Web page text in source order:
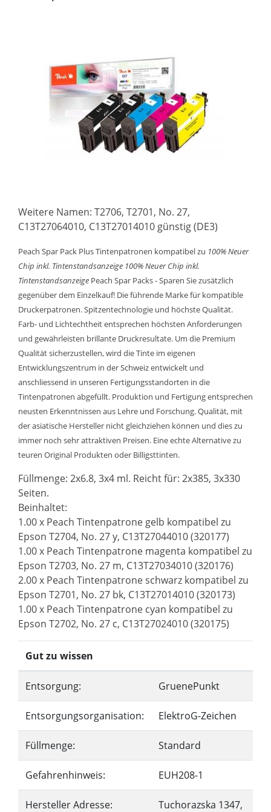
Weitere Namen: T2706, T2701, No. 27,
C13T27064010, C13T27014010 günstig (DE3)
Peach Spar Pack Plus Tintenpatronen kompatibel zu 100% Neuer
Chip inkl. Tintenstandsanzeige 100% Neuer Chip inkl.
Tintenstandsanzeige Peach Spar Packs - Sparen Sie zusätzlich
gegenüber dem Einzelkauf! Die führende Marke für kompatible
Druckerpatronen. Spitzentechnologie und höchste Qualität.
Farb- und Lichtechtheit entsprechen höchsten Anforderungen
und gewährleisten brillante Druckresultate. Um die Premium
Qualität sicherzustellen, wird die Tinte im eigenen
Entwicklungszentrum in der Schweiz entwickelt und
anschliessend in unseren Fertigungsstandorten in die
Tintenpatronen abgefüllt. Produktion und Fertigung entsprechen
neusten Erkenntnissen aus Lehre und Forschung. Qualität, mit
der asiatische Hersteller nicht gleichziehen können und dies zu
immer noch sehr attraktiven Preisen. Eine echte Alternative zu
teuren Original Produkten oder Billigsttinten.
Füllmenge: 2x6.8, 3x4 ml. Reicht für: 2x385, 3x330
Seiten.
Beinhaltet:
1.00 x Peach Tintenpatrone gelb kompatibel zu
Epson T2704, No. 27 y, C13T27044010 (320177)
1.00 x Peach Tintenpatrone magenta kompatibel zu
Epson T2703, No. 27 m, C13T27034010 (320176)
2.00 x Peach Tintenpatrone schwarz kompatibel zu
Epson T2701, No. 27 bk, C13T27014010 (320173)
1.00 x Peach Tintenpatrone cyan kompatibel zu
Epson T2702, No. 27 c, C13T27024010 (320175)
Gut zu wissen
Entsorgung: GruenePunkt
Entsorgungsorganisation: ElektroG-Zeichen
Füllmenge: Standard
Gefahrenhinweis: EUH208-1
Hersteller Adresse:
Tuchorazska 1347,